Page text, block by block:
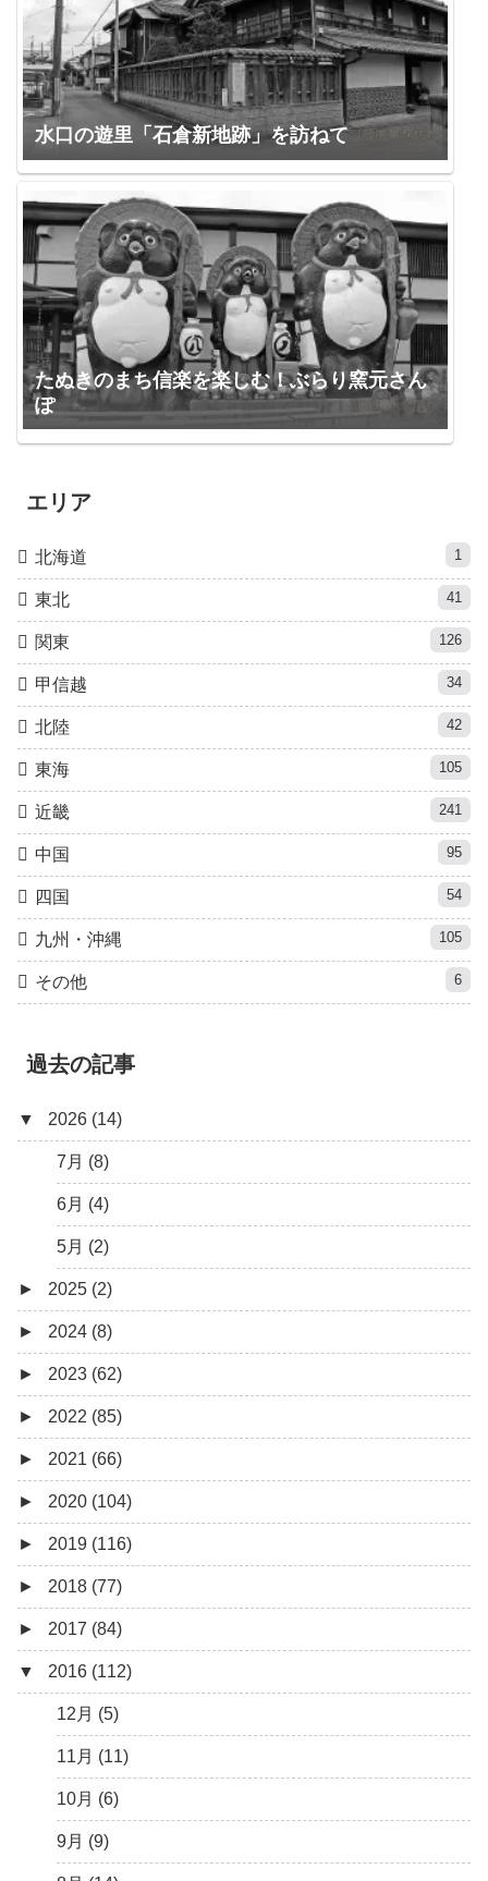
水口の遊里「石倉新地跡」を訪ねて
たぬきのまち信楽を楽しむ！ぶらり窯元さん
ぽ
エリア
北海道 1
東北 41
関東 126
甲信越 34
北陸 42
東海 105
近畿 241
中国 95
四国 54
九州・沖縄 105
その他 6
過去の記事
▼ 2026 (14)
7月 (8)
6月 (4)
5月 (2)
► 2025 (2)
12月 (1)
6月 (1)
► 2024 (8)
8月 (1)
7月 (1)
5月 (2)
4月 (3)
3月 (1)
► 2023 (62)
9月 (1)
8月 (1)
7月 (8)
6月 (5)
5月 (7)
4月 (9)
3月 (15)
2月 (6)
1月 (10)
► 2022 (85)
12月 (3)
10月 (1)
9月 (4)
8月 (5)
7月 (5)
6月 (8)
5月 (13)
4月 (12)
3月 (13)
2月 (14)
► 2021 (66)
12月 (4)
11月 (8)
10月 (1)
8月 (2)
7月 (4)
6月 (6)
5月 (5)
4月 (10)
3月 (5)
► 2020 (104)
12月 (7)
11月 (10)
10月 (8)
9月 (5)
8月 (9)
7月 (8)
6月 (3)
5月 (10)
► 2019 (116)
12月 (9)
11月 (11)
10月 (9)
9月 (16)
8月 (9)
7月 (11)
6月 (5)
► 2018 (77)
12月 (6)
11月 (4)
10月 (8)
9月 (12)
8月 (4)
7月 (7)
► 2017 (84)
12月 (5)
11月 (3)
10月 (5)
9月 (1)
8月 (4)
▼ 2016 (112)
12月 (5)
11月 (11)
10月 (6)
9月 (9)